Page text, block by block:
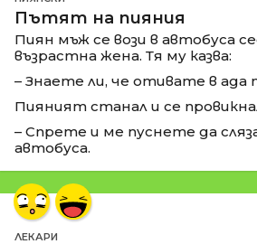
Пътят на пияния
Пиян мъж се вози в автобуса
възрастна жена. Тя му казва:
– Знаете ли, че отивате в ада
Пияният станал и се
– Спрете и ме пуснете да
автобуса.
ЛЕКАРИ